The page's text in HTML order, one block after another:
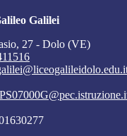
Galilei
27 - Dolo (VE)